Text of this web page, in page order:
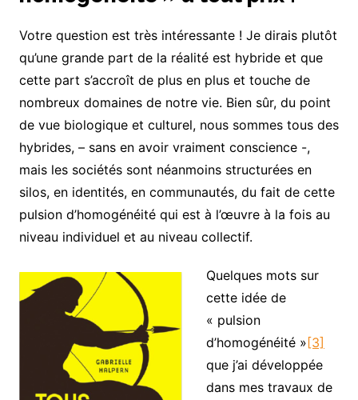
Votre question est très intéressante ! Je dirais plutôt
qu’une grande part de la réalité est hybride et que
cette part s’accroît de plus en plus et touche de
nombreux domaines de notre vie. Bien sûr, du point
de vue biologique et culturel, nous sommes tous des
hybrides, – sans en avoir vraiment conscience -,
mais les sociétés sont néanmoins structurées en
silos, en identités, en communautés, du fait de cette
pulsion d’homogénéité qui est à l’œuvre à la fois au
niveau individuel et au niveau collectif.
Quelques mots sur
cette idée de
« pulsion
d’homogénéité »[3]
que j’ai développée
dans mes travaux de